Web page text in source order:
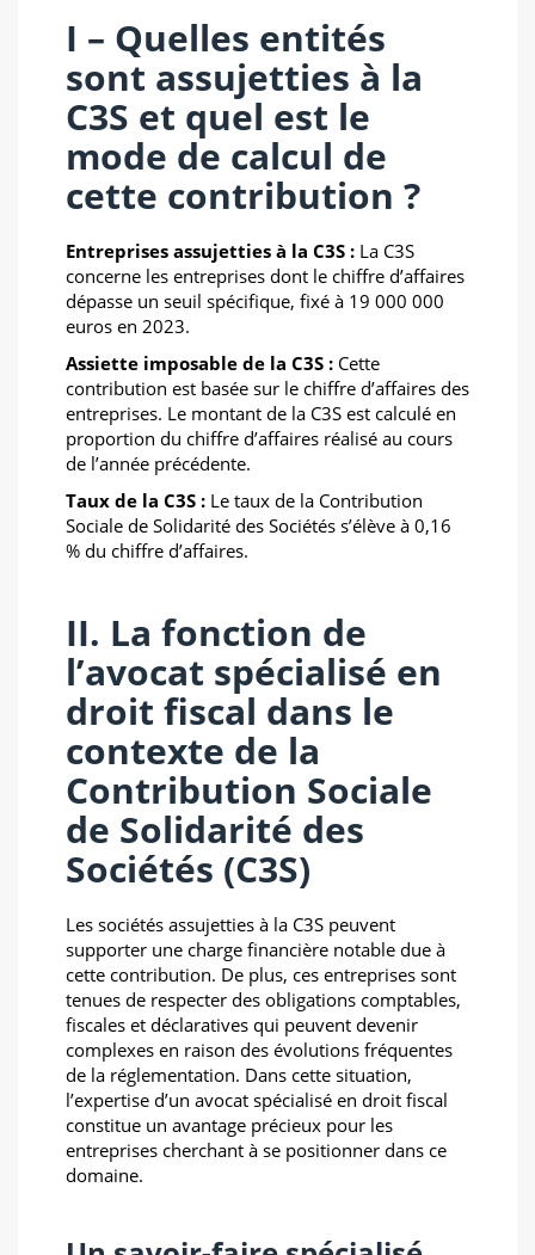
I – Quelles entités
sont assujetties à la
C3S et quel est le
mode de calcul de
cette contribution ?
Entreprises assujetties à la C3S : La C3S
concerne les entreprises dont le chiffre d’affaires
dépasse un seuil spécifique, fixé à 19 000 000
euros en 2023.
Assiette imposable de la C3S : Cette
contribution est basée sur le chiffre d’affaires des
entreprises. Le montant de la C3S est calculé en
proportion du chiffre d’affaires réalisé au cours
de l’année précédente.
Taux de la C3S : Le taux de la Contribution
Sociale de Solidarité des Sociétés s’élève à 0,16
% du chiffre d’affaires.
II. La fonction de
l’avocat spécialisé en
droit fiscal dans le
contexte de la
Contribution Sociale
de Solidarité des
Sociétés (C3S)
Les sociétés assujetties à la C3S peuvent
supporter une charge financière notable due à
cette contribution. De plus, ces entreprises sont
tenues de respecter des obligations comptables,
fiscales et déclaratives qui peuvent devenir
complexes en raison des évolutions fréquentes
de la réglementation. Dans cette situation,
l’expertise d’un avocat spécialisé en droit fiscal
constitue un avantage précieux pour les
entreprises cherchant à se positionner dans ce
domaine.